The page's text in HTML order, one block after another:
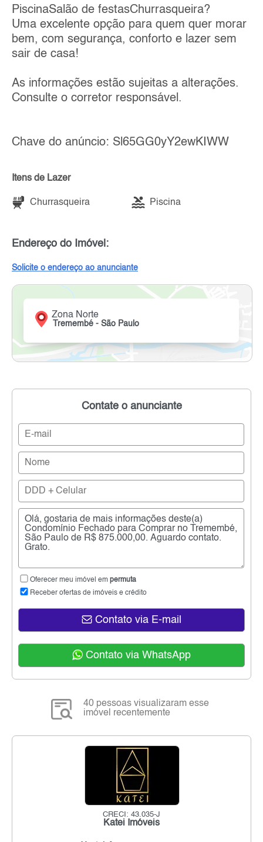
PiscinaSalão de festasChurrasqueira?
Uma excelente opção para quem quer morar
bem, com segurança, conforto e lazer sem
sair de casa!
As informações estão sujeitas a alterações.
Consulte o corretor responsável.
Chave do anúncio: Sl65GG0yY2ewKIWW
Itens de Lazer
Churrasqueira Piscina
Endereço do Imóvel:
Solicite o endereço ao anunciante
Zona Norte
Tremembé - São Paulo
Contate o anunciante
Oferecer meu imóvel em permuta
Receber ofertas de imóveis e crédito
Contato via E-mail
Contato via WhatsApp
40 pessoas visualizaram esse
imóvel recentemente
CRECI: 43.035-J
Katei Imóveis